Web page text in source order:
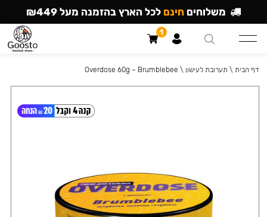
דף הבית \ תערובת לעישון \
Overdose 60g – Brumblebee
משלוחים חינם לכל הארץ בהזמנה מעל ₪449
1